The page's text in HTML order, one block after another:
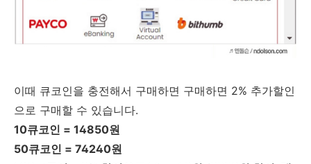
이때 큐코인을 충전해서 구매하면 구매하면 2% 추가할인
으로 구매할 수 있습니다.
10큐코인 = 14850원
50큐코인 = 74240원